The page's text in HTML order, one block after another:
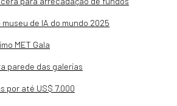
de IA do mundo 2025
MET Gala
parede das galerias
por até US$ 7.000